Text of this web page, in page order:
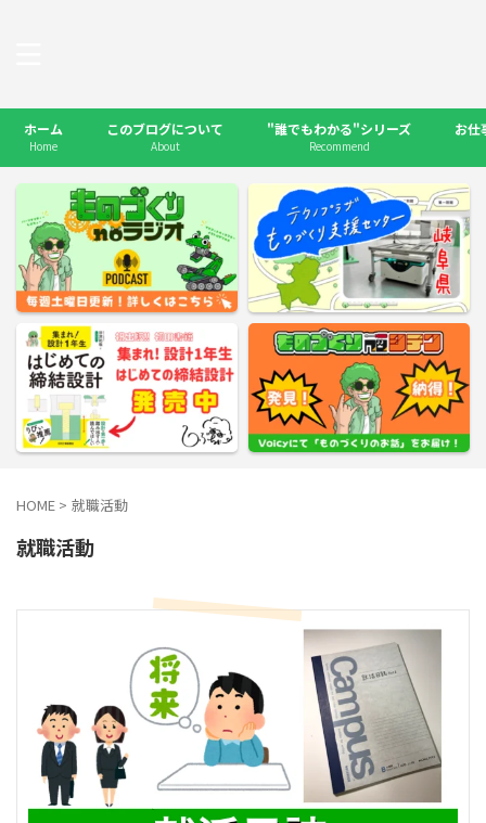
ホーム
Home
このブログについて
About
"誰でもわかる"シリーズ
Recommend
お仕
HOME > 就職活動
就職活動